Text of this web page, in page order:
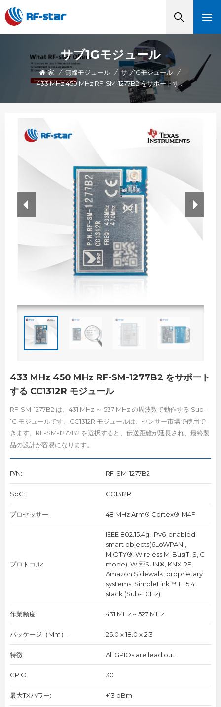
サブ1Gモジュール
家 / 無線モジュール / サブ1Gモジュール
/
433 MHz 450 MHz RF-SM-1277B2 をサポートする CC1312R モジュール
433 MHz 450 MHz RF-SM-1277B2 をサポート
する CC1312R モジュール
RF-SM-1277B2 は、431 MHz ～ 537 MHz の周波数で動作する Sub-
1G モジュールです。CC1312R モジュールは、センサー市場で使用で
きます。RF-SM-1277B2 を選択すると、伝送距離が延長され、最終製
品の設計が容易になります。
P/N: RF-SM-1277B2
SoC: CC1312R
プロセッサー: 48 MHz Arm® Cortex®-M4F
プロトコル:
IEEE 802.15.4g, IPv6-enabled
smart objects(6LoWPAN),
MIOTY®, Wireless M-Bus(T, S, C
mode), WiSUN®, KNX RF,
Amazon Sidewalk, proprietary
systems, SimpleLink™ TI 15.4
stack (Sub-1 GHz)
作業頻度: 431 MHz ~ 527 MHz
パッケージ（mm）: 26.0 x 18.0 x 2.3
特徴: All GPIOs are lead out
GPIO: 30
最大TXパワー: +13 dBm